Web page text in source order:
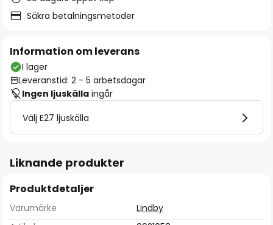
Säkra betalningsmetoder
Information om leverans
I lager
Leveranstid: 2 - 5 arbetsdagar
Ingen ljuskälla ingår
Välj E27 ljuskälla
Liknande produkter
Produktdetaljer
Varumärke
Lindby